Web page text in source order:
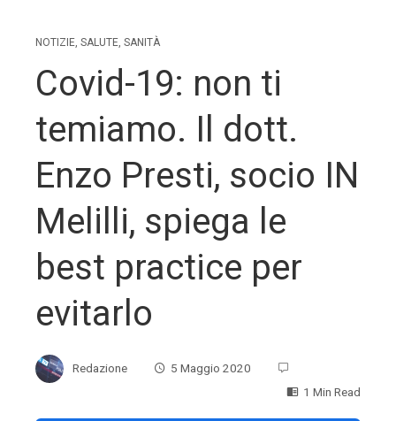
NOTIZIE, SALUTE, SANITÀ
Covid-19: non ti
temiamo. Il dott.
Enzo Presti, socio IN
Melilli, spiega le
best practice per
evitarlo
Redazione
5 Maggio 2020
1 Min Read